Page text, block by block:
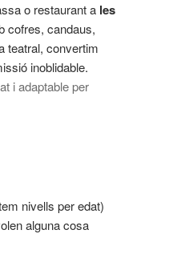
o restaurant a les
cofres, candaus,
teatral, convertim
inoblidable.
i adaptable per
nivells per edat)
alguna cosa